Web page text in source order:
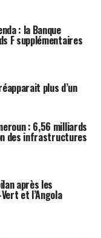
: la Banque
F supplémentaires
plus d’un
: 6,56 milliards
des infrastructures
après les
et l’Angola